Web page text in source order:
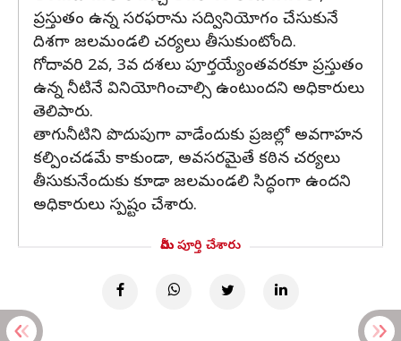
ప్రస్తుతం ఉన్న సరఫరాను సద్వినియోగం చేసుకునే
దిశగా జలమండలి చర్యలు తీసుకుంటోంది.
గోదావరి 2వ, 3వ దశలు పూర్తయ్యేంతవరకూ ప్రస్తుతం
ఉన్న నీటినే వినియోగించాల్సి ఉంటుందని అధికారులు
తెలిపారు.
తాగునీటిని పొదుపుగా వాడేందుకు ప్రజల్లో అవగాహన
కల్పించడమే కాకుండా, అవసరమైతే కఠిన చర్యలు
తీసుకునేందుకు కూడా జలమండలి సిద్ధంగా ఉందని
అధికారులు స్పష్టం చేశారు.
మీరు పూర్తి చేశారు